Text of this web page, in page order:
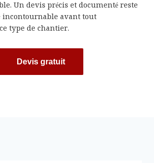
Un devis précis et documenté reste
incontournable avant tout
type de chantier.
Devis gratuit